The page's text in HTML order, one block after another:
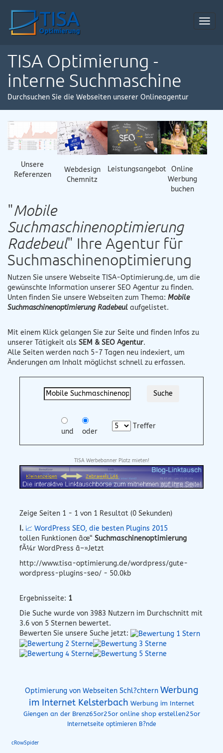
TISA Optimierung -
interne Suchmaschine
Durchsuchen Sie die Webseiten unserer Onlineagentur
Unsere
Referenzen
Webdesign
Chemnitz
Leistungsangebot
Online
Werbung
buchen
"Mobile
Suchmaschinenoptimierung
Radebeul" Ihre Agentur für
Suchmaschinenoptimierung
Nutzen Sie unsere Webseite TISA-Optimierung.de, um die
gewünschte Information unserer SEO Agentur zu finden.
Unten finden Sie unsere Webseiten zum Thema: Mobile
Suchmaschinenoptimierung Radebeul aufgelistet.
Mit einem Klick gelangen Sie zur Seite und finden Infos zu
unserer Tätigkeit als SEM & SEO Agentur.
Alle Seiten werden nach 5-7 Tagen neu indexiert, um
Änderungen am Inhalt möglichst schnell zu erfassen.
und oder
Treffer
TISA Werbebanner Platz mieten!
Zeige Seiten 1 - 1 von 1 Resultat (0 Sekunden)
I. 📈 WordPress SEO, die besten Plugins 2015
tollen Funktionen âœ“ Suchmaschinenoptimierung
fÃ¼r WordPress â–»Jetzt
http://www.tisa-optimierung.de/wordpress/gute-
wordpress-plugins-seo/ - 50.0kb
Ergebnisseite: 1
Die Suche wurde von 3983 Nutzern im Durchschnitt mit
3.6 von 5 Sternen bewertet.
Bewerten Sie unsere Suche jetzt:
Optimierung von Webseiten Schl?chtern Werbung
im Internet Kelsterbach Werbung im Internet
Giengen an der Brenz65or25or online shop erstellen25or
Internetseite optimieren B?nde
cRowSpider